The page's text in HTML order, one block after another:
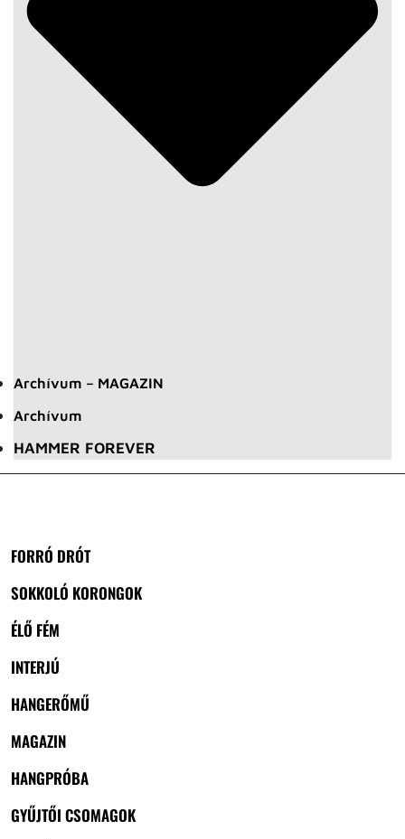
Archívum – MAGAZIN
Archívum
HAMMER FOREVER
FORRÓ DRÓT
SOKKOLÓ KORONGOK
ÉLŐ FÉM
INTERJÚ
HANGERŐMŰ
MAGAZIN
HANGPRÓBA
GYŰJTŐI CSOMAGOK